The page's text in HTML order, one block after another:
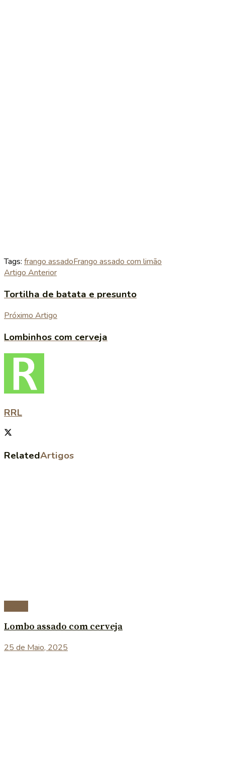
Tags: frango assadoFrango assado com limão
Artigo Anterior
Tortilha de batata e presunto
Próximo Artigo
Lombinhos com cerveja
RRL
RelatedArtigos
Lombo assado com cerveja
25 de Maio, 2025